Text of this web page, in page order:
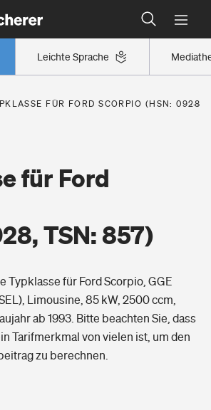
Leichte Sprache
Versicherer finden
ist Ihre Region eingestuft
Versicherer finden
FÜR FORD SCORPIO (HSN: 0928,
für Ford
TSN: 857)
Typklasse für Ford Scorpio, GGE
Limousine, 85 kW, 2500 ccm,
ab 1993. Bitte beachten Sie, dass
Tarifmerkmal von vielen ist, um den
zu berechnen.